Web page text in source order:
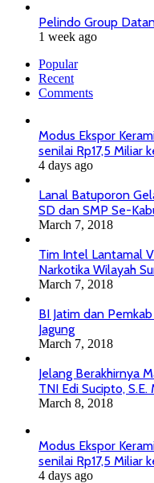
Pelindo Group
1 week ago
Popular
Recent
Comments
Modus Ekspor
senilai Rp17,5 Miliar
4 days ago
Lanal Batuporon
SD dan SMP Se-
March 7, 2018
Tim Intel Lantamal
Narkotika Wilayah
March 7, 2018
BI Jatim dan
Jagung
March 7, 2018
Jelang Berakhirnya
TNI Edi Sucipto,
March 8, 2018
Modus Ekspor
senilai Rp17,5 Miliar
4 days ago